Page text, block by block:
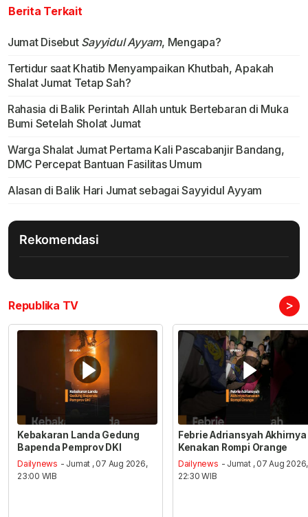
Berita Terkait
Jumat Disebut Sayyidul Ayyam, Mengapa?
Tertidur saat Khatib Menyampaikan Khutbah, Apakah
Shalat Jumat Tetap Sah?
Rahasia di Balik Perintah Allah untuk Bertebaran di Muka
Bumi Setelah Sholat Jumat
Warga Shalat Jumat Pertama Kali Pascabanjir Bandang,
DMC Percepat Bantuan Fasilitas Umum
Alasan di Balik Hari Jumat sebagai Sayyidul Ayyam
Rekomendasi
Republika TV >
Kebakaran Landa Gedung
Bapenda Pemprov DKI
Dailynews - Jumat , 07 Aug 2026,
23:00 WIB
Febrie Adriansyah Akhirnya
Kenakan Rompi Orange
Dailynews - Jumat , 07 Aug 2026,
22:30 WIB